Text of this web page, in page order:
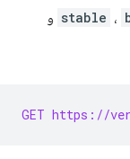
stable ، و
GET https://